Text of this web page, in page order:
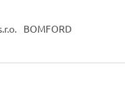
BOMFORD